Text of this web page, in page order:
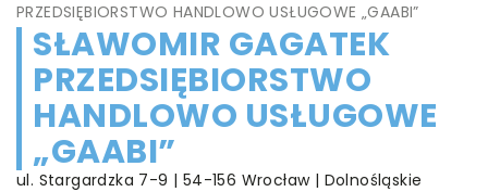
PRZEDSIĘBIORSTWO HANDLOWO USŁUGOWE „GAABI”
SŁAWOMIR GAGATEK
PRZEDSIĘBIORSTWO
HANDLOWO USŁUGOWE
„GAABI”
ul. Stargardzka 7-9 | 54-156 Wrocław | Dolnośląskie